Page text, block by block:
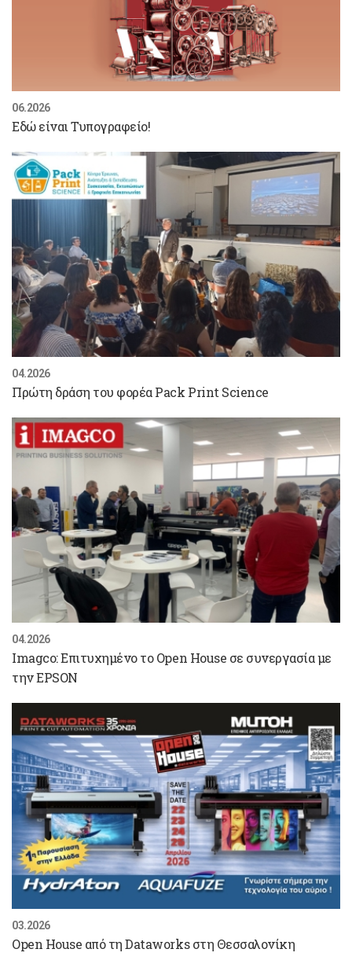
06.2026
Εδώ είναι Τυπογραφείο!
04.2026
Πρώτη δράση του φορέα Pack Print Science
04.2026
Imagco: Επιτυχημένο το Open House σε συνεργασία με
την EPSON
03.2026
Open House από τη Dataworks στη Θεσσαλονίκη